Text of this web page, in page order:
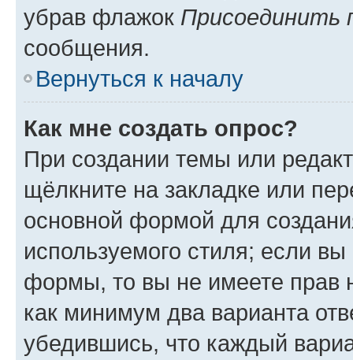
убрав флажок Присоединить
сообщения.
Вернуться к началу
Как мне создать опрос?
При создании темы или
щёлкните на закладке или
основной формой для
используемого стиля; если
формы, то вы не имеете прав
как минимум два варианта
убедившись, что каждый